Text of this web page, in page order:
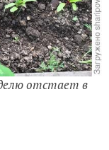
отстает в